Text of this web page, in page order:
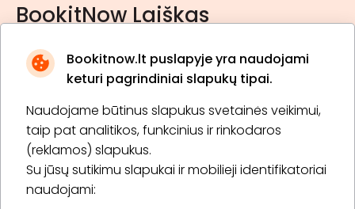
Bookitnow.lt puslapyje yra naudojami
keturi pagrindiniai slapukų tipai.
Naudojame būtinus slapukus svetainės veikimui,
taip pat analitikos, funkcinius ir rinkodaros
(reklamos) slapukus.
Su jūsų sutikimu slapukai ir mobilieji identifikatoriai
naudojami:
BookitNow Laiškas
* Susipažinau su privatumo politika
Prenumeruoti